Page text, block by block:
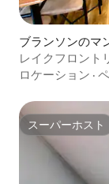
ブランソンのマ
レイクフロント
ロケーション ·
スーパーホスト
スーパーホスト